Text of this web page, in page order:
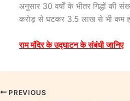
अनुसार 30 वर्षों के भीतर गिद्धों की
करोड़ से घटकर 3.5 लाख से भी कम
राम मंदिर के उद्घाटन के संबंधी जानिए
PREVIOUS